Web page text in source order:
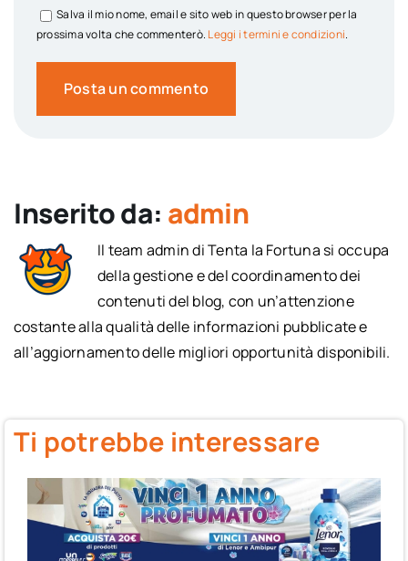
Salva il mio nome, email e sito web in questo browser per la
prossima volta che commenterò. Leggi i termini e condizioni.
Inserito da: admin
Il team admin di Tenta la Fortuna si occupa
della gestione e del coordinamento dei
contenuti del blog, con un’attenzione
costante alla qualità delle informazioni pubblicate e
all’aggiornamento delle migliori opportunità disponibili.
Ti potrebbe interessare